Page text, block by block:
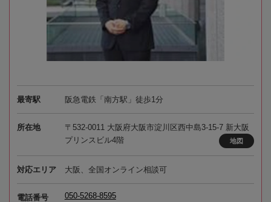
最寄駅 阪急電鉄「南方駅」徒歩1分
所在地
〒532-0011 大阪府大阪市淀川区西中島3-15-7 新大阪
プリンスビル4階
地図
対応エリア 大阪、全国オンライン相談可
電話番号 050-5268-8595